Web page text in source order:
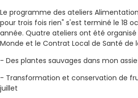
Le programme des ateliers
pour trois fois rien" s'est terminé le 18
année. Quatre ateliers ont été
Monde et le Contrat Local de Santé de
- Des plantes sauvages dans mon
- Transformation et conservation de
juillet